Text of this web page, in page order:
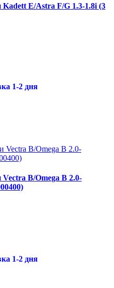
Kadett E/Astra F/G 1.3-1.8i (3
1-2 дня
Vectra B/Omega B 2.0-
1-2 дня